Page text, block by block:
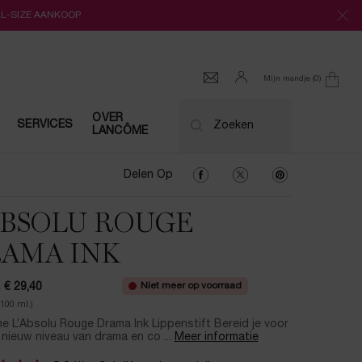
SIZE AANKOOP
Mijn mandje 0
0 product
SERVICES
OVER
LANCÔME
Zoeken
Delen Op Delen Op Facebook
Delen Op Twitter
Delen Op
ROUGE
INK
prijs
€ 29,40
ml.)
Niet meer op voorraad
L’Absolu Rouge Drama Ink Lippenstift Bereid je voor
niveau van drama en co ...
Meer informatie